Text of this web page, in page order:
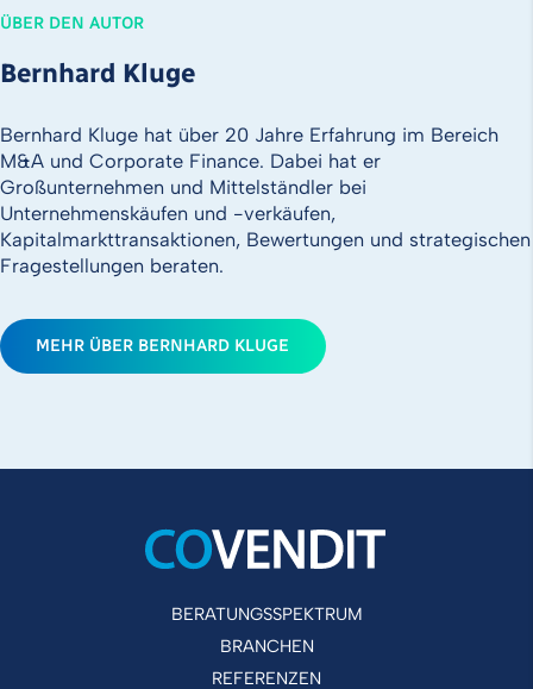
ÜBER DEN AUTOR
Bernhard Kluge
Bernhard Kluge hat über 20 Jahre Erfahrung im Bereich
M&A und Corporate Finance. Dabei hat er
Großunternehmen und Mittelständler bei
Unternehmenskäufen und -verkäufen,
Kapitalmarkttransaktionen, Bewertungen und strategischen
Fragestellungen beraten.
MEHR ÜBER BERNHARD KLUGE
BERATUNGSSPEKTRUM
BRANCHEN
REFERENZEN